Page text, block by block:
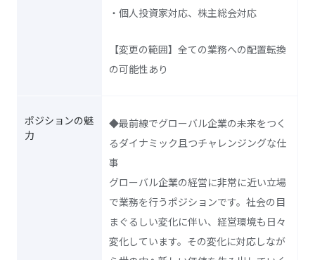
・個人投資家対応、株主総会対応
【変更の範囲】全ての業務への配置転換
の可能性あり
ポジションの魅
力
◆最前線でグローバル企業の未来をつく
るダイナミック且つチャレンジングな仕
事
グローバル企業の経営に非常に近い立場
で業務を行うポジションです。社会の目
まぐるしい変化に伴い、経営環境も日々
変化しています。その変化に対応しなが